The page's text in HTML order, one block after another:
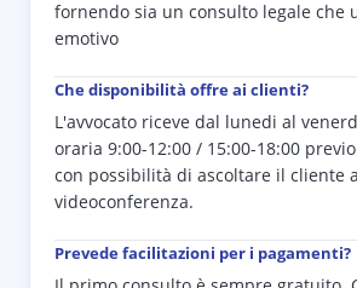
fornendo sia un consulto legale che
emotivo
Che disponibilità offre ai clienti?
L'avvocato riceve dal lunedi al
oraria 9:00-12:00 / 15:00-18:00
con possibilità di ascoltare il cliente
videoconferenza.
Prevede facilitazioni per i pagamenti?